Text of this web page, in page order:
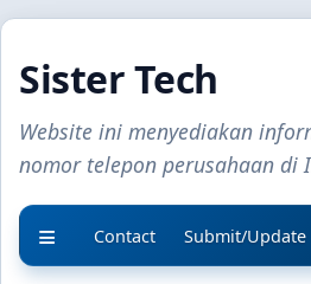
Sister Tech
Website ini menyediakan
nomor telepon perusahaan di
Contact Submit/Update